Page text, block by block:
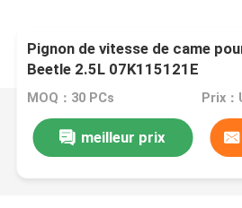
Pignon de vitesse de came
Beetle 2.5L 07K115121E
MOQ：30 PCs
meilleur prix